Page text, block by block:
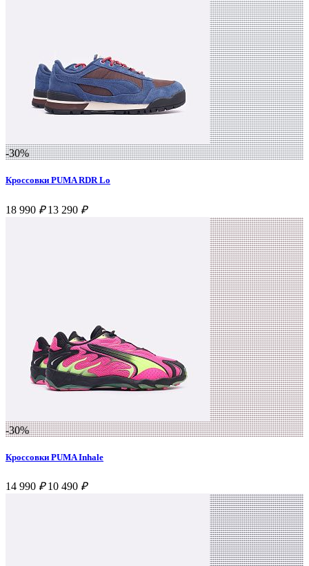
-30%
Кроссовки PUMA RDR Lo
18 990 ₽ 13 290 ₽
-30%
Кроссовки PUMA Inhale
14 990 ₽ 10 490 ₽